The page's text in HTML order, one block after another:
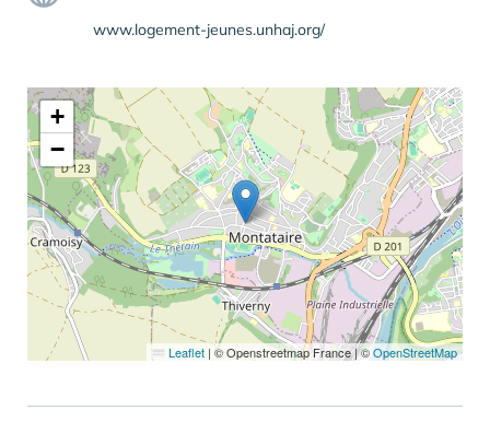
www.logement-jeunes.unhaj.org/
+
−
Leaflet | © Openstreetmap France | ©OpenStreetMap